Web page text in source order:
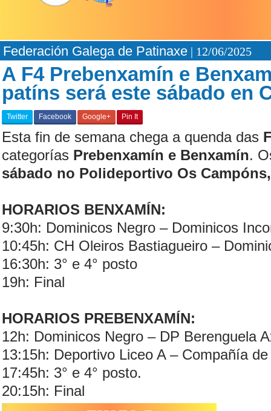
Federación Galega de Patinaxe | 12/06/2025
A F4 Prebenxamín e
patíns será este sábado en
Twitter Facebook Google+ Pin It
Esta fin de semana chega a quenda das
categorías Prebenxamín e Benxamín.
sábado no Polideportivo Os
HORARIOS BENXAMÍN:
9:30h: Dominicos Negro – Dominicos
10:45h: CH Oleiros Bastiagueiro –
16:30h: 3° e 4° posto
19h: Final
HORARIOS PREBENXAMÍN:
12h: Dominicos Negro – DP Berenguela
13:15h: Deportivo Liceo A – Compañía
17:45h: 3° e 4° posto.
20:15h: Final